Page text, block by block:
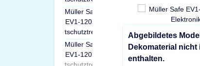
Abgebildetes
Dekomaterial
enthalten.